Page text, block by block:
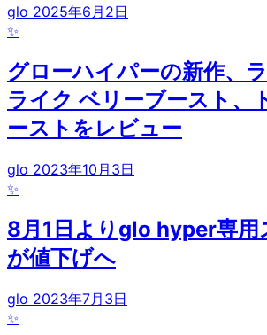
glo 2025年6月2日
✨
グローハイパーの新作、
ライク ベリーブースト、
ーストをレビュー
glo 2023年10月3日
✨
8月1日よりglo hyper専用
が値下げへ
glo 2023年7月3日
✨